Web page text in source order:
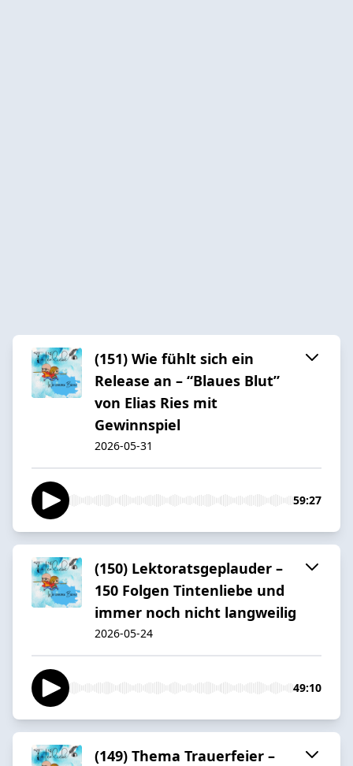
(151) Wie fühlt sich ein
Release an – “Blaues Blut”
von Elias Ries mit
Gewinnspiel
2026-05-31
59:27
(150) Lektoratsgeplauder –
150 Folgen Tintenliebe und
immer noch nicht langweilig
2026-05-24
49:10
(149) Thema Trauerfeier –